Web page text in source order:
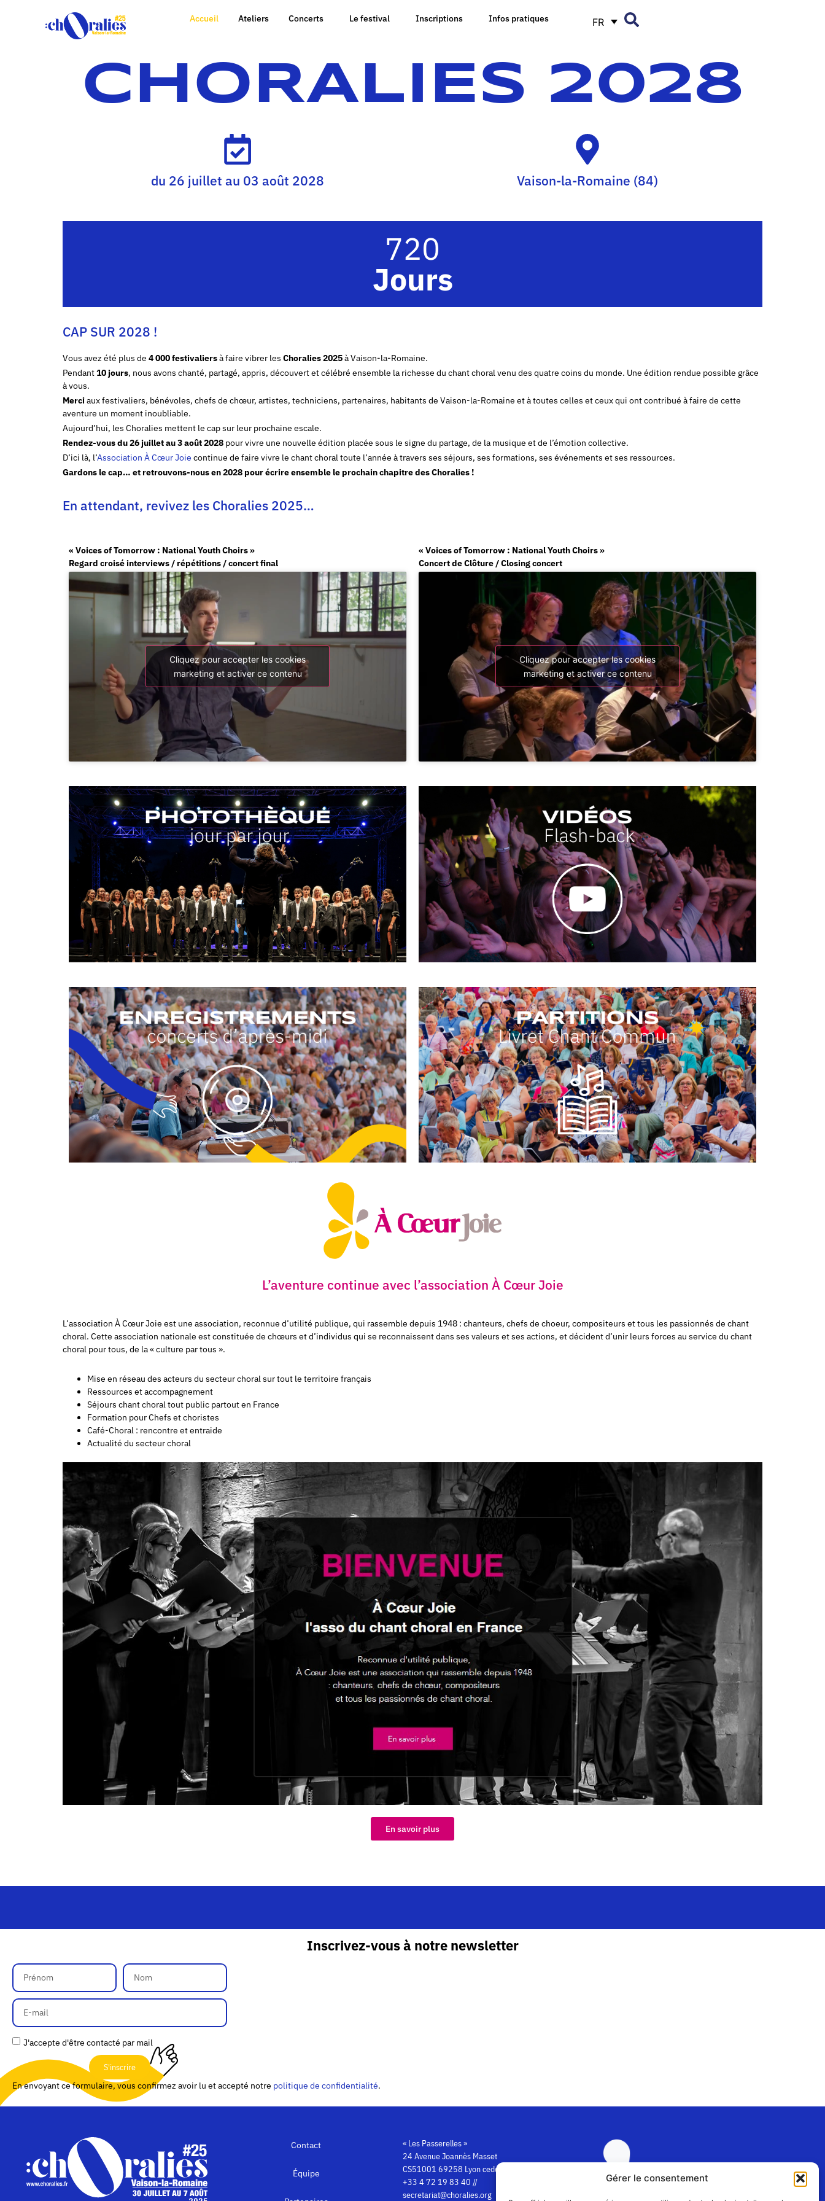
Gérer le consentement
Accueil Ateliers Concerts Le festival Inscriptions Infos pratiques FR
CHORALIES 2028
du 26 juillet au 03 août 2028 Vaison-la-Romaine (84)
720
Jours
CAP SUR 2028 !
Vous avez été plus de 4 000 festivaliersà faire vibrer les Choralies 2025à Vaison-la-Romaine.
Pendant10 jours, nous avons chanté, partagé, appris, découvert et célébré ensemble la richesse du chant choral venu des quatre coins du monde. Une édition rendue possible grâce
à vous.
Merciaux festivaliers, bénévoles, chefs de chœur, artistes, techniciens, partenaires, habitants de Vaison-la-Romaine et à toutes celles et ceux qui ont contribué à faire de cette
aventure un moment inoubliable.
Aujourd’hui, les Choralies mettent le cap sur leur prochaine escale.
Rendez-vous du 26 juillet au 3 août 2028 pour vivre une nouvelle édition placée sous le signe du partage, de la musique et de l’émotion collective.
D’ici là, l’Association À Cœur Joie continue de faire vivre le chant choral toute l’année à travers ses séjours, ses formations, ses événements et ses ressources.
Gardons le cap… et retrouvons-nous en 2028 pour écrire ensemble le prochain chapitre des Choralies !
En attendant, revivez les Choralies 2025…
« Voices of Tomorrow : National Youth Choirs »
Regard croisé interviews / répétitions / concert final
Cliquez pour accepter les cookies
marketing et activer ce contenu
« Voices of Tomorrow : National Youth Choirs »
Concert de Clôture / Closing concert
Cliquez pour accepter les cookies
marketing et activer ce contenu
L’aventure continue avec l’association À Cœur Joie
L’association À Cœur Joie est une association, reconnue d’utilité publique, qui rassemble depuis 1948 : chanteurs, chefs de choeur, compositeurs et tous les passionnés de chant
choral. Cette association nationale est constituée de chœurs et d’individus qui se reconnaissent dans ses valeurs et ses actions, et décident d’unir leurs forces au service du chant
choral pour tous, de la « culture par tous ».
Mise en réseau des acteurs du secteur choral sur tout le territoire français
Ressources et accompagnement
Séjours chant choral tout public partout en France
Formation pour Chefs et choristes
Café-Choral : rencontre et entraide
Actualité du secteur choral
En savoir plus
Inscrivez-vous à notre newsletter
J'accepte d'être contacté par mail
S'inscrire
En envoyant ce formulaire, vous confirmez avoir lu et accepté notre politique de confidentialité.
Contact
Équipe
« Les Passerelles »
24 Avenue Joannès Masset
CS51001 69258 Lyon cedex 09
+33 4 72 19 83 40 //
secretariat@choralies.org